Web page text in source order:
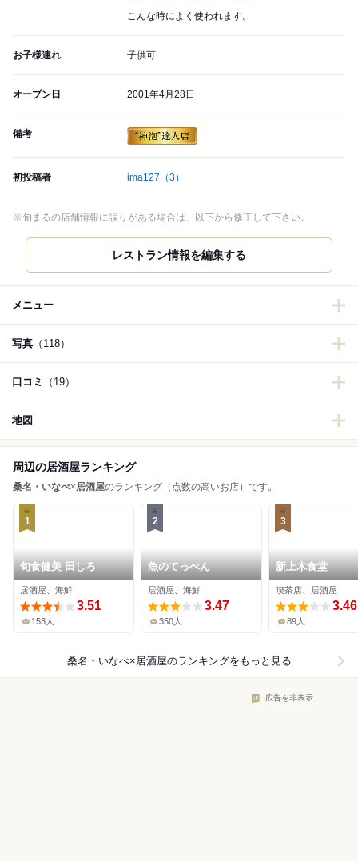
こんな時によく使われます。
お子様連れ 子供可
オープン日 2001年4月28日
備考
初投稿者 ima127 （3）
※旬まるの店舗情報に誤りがある場合は、以下から修正して下さい。
レストラン情報を編集する
メニュー
写真 （118）
口コミ （19）
地図
周辺の居酒屋ランキング
桑名・いなべ×居酒屋のランキング（点数の高いお店）です。
1
旬食健美 田しろ
居酒屋、海鮮
3.51
153人
2
魚のてっぺん
居酒屋、海鮮
3.47
350人
3
新上木食堂
喫茶店、居酒屋
3.46
89人
桑名・いなべ×居酒屋のランキングをもっと見る
広告を非表示